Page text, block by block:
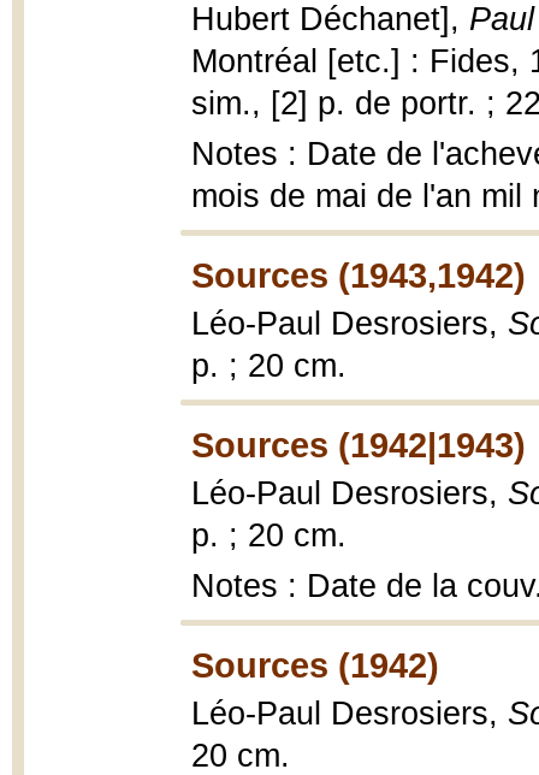
Hubert Déchanet],
Montréal [etc.] : Fides,
sim., [2] p. de portr. ;
Notes : Date de
mois de mai de l'an
Sources (1943,1942)
Léo-Paul Desrosiers,
p. ; 20 cm.
Sources (1942|1943)
Léo-Paul Desrosiers,
p. ; 20 cm.
Notes : Date de la
Sources (1942)
Léo-Paul Desrosiers,
20 cm.